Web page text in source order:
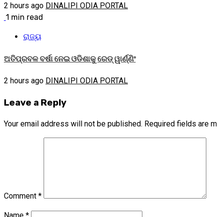
2 hours ago DINALIPI ODIA PORTAL
1 min read
ରାଜ୍ୟ
ଅତିପ୍ରବଳ ବର୍ଷା ନେଇ ଓଡିଶାକୁ ରେଡ୍ ୱାର୍ଣ୍ଣିଂ
2 hours ago DINALIPI ODIA PORTAL
Leave a Reply
Your email address will not be published. Required fields are
Comment *